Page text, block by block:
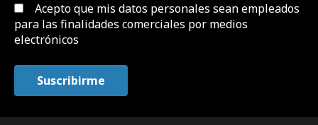
Acepto que mis datos personales sean empleados
para las finalidades comerciales por medios
electrónicos